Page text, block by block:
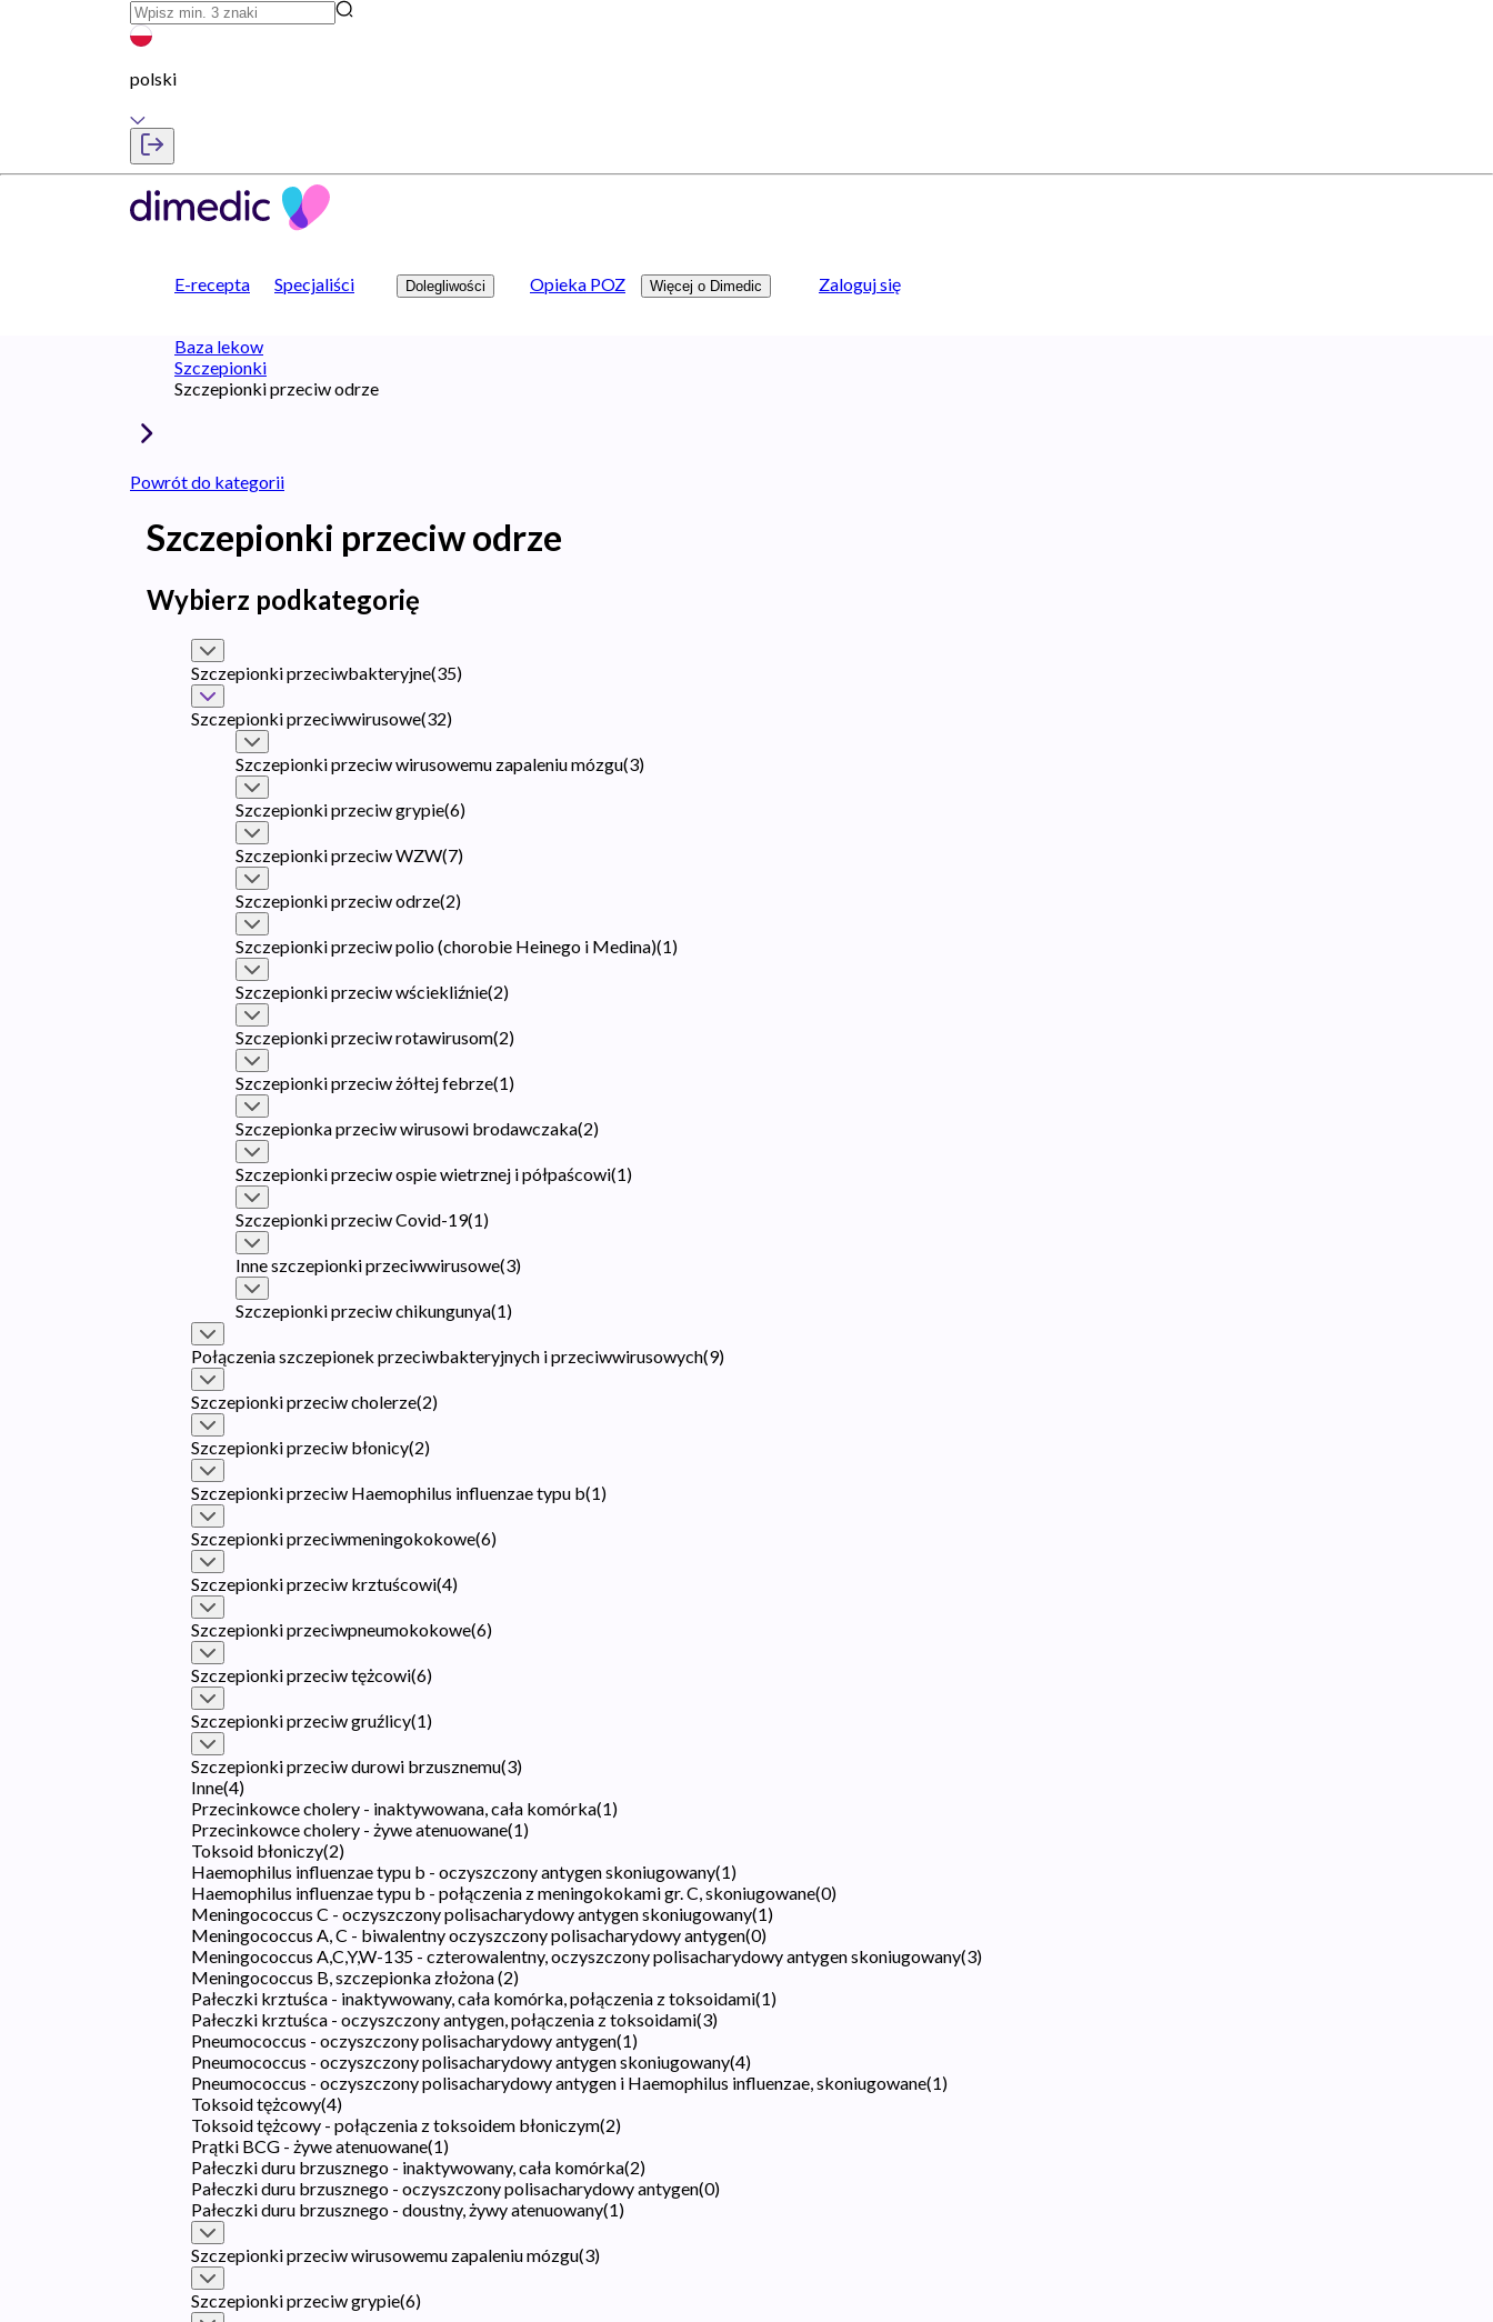
polski
E-recepta Specjaliści Dolegliwości Opieka POZ Więcej o Dimedic Zaloguj się
Baza lekow
Szczepionki
Szczepionki przeciw odrze
Powrót do kategorii
Szczepionki przeciw odrze
Wybierz podkategorię
Szczepionki przeciwbakteryjne(35)
Szczepionki przeciwwirusowe(32)
Szczepionki przeciw wirusowemu zapaleniu mózgu(3)
Szczepionki przeciw grypie(6)
Szczepionki przeciw WZW(7)
Szczepionki przeciw odrze(2)
Szczepionki przeciw polio (chorobie Heinego i Medina)(1)
Szczepionki przeciw wściekliźnie(2)
Szczepionki przeciw rotawirusom(2)
Szczepionki przeciw żółtej febrze(1)
Szczepionka przeciw wirusowi brodawczaka(2)
Szczepionki przeciw ospie wietrznej i półpaścowi(1)
Szczepionki przeciw Covid-19(1)
Inne szczepionki przeciwwirusowe(3)
Szczepionki przeciw chikungunya(1)
Połączenia szczepionek przeciwbakteryjnych i przeciwwirusowych(9)
Szczepionki przeciw cholerze(2)
Szczepionki przeciw błonicy(2)
Szczepionki przeciw Haemophilus influenzae typu b(1)
Szczepionki przeciwmeningokokowe(6)
Szczepionki przeciw krztuścowi(4)
Szczepionki przeciwpneumokokowe(6)
Szczepionki przeciw tężcowi(6)
Szczepionki przeciw gruźlicy(1)
Szczepionki przeciw durowi brzusznemu(3)
Inne(4)
Przecinkowce cholery - inaktywowana, cała komórka(1)
Przecinkowce cholery - żywe atenuowane(1)
Toksoid błoniczy(2)
Haemophilus influenzae typu b - oczyszczony antygen skoniugowany(1)
Haemophilus influenzae typu b - połączenia z meningokokami gr. C, skoniugowane(0)
Meningococcus C - oczyszczony polisacharydowy antygen skoniugowany(1)
Meningococcus A, C - biwalentny oczyszczony polisacharydowy antygen(0)
Meningococcus A,C,Y,W-135 - czterowalentny, oczyszczony polisacharydowy antygen skoniugowany(3)
Meningococcus B, szczepionka złożona(2)
Pałeczki krztuśca - inaktywowany, cała komórka, połączenia z toksoidami(1)
Pałeczki krztuśca - oczyszczony antygen, połączenia z toksoidami(3)
Pneumococcus - oczyszczony polisacharydowy antygen(1)
Pneumococcus - oczyszczony polisacharydowy antygen skoniugowany(4)
Pneumococcus - oczyszczony polisacharydowy antygen i Haemophilus influenzae, skoniugowane(1)
Toksoid tężcowy(4)
Toksoid tężcowy - połączenia z toksoidem błoniczym(2)
Prątki BCG - żywe atenuowane(1)
Pałeczki duru brzusznego - inaktywowany, cała komórka(2)
Pałeczki duru brzusznego - oczyszczony polisacharydowy antygen(0)
Pałeczki duru brzusznego - doustny, żywy atenuowany(1)
Szczepionki przeciw wirusowemu zapaleniu mózgu(3)
Szczepionki przeciw grypie(6)